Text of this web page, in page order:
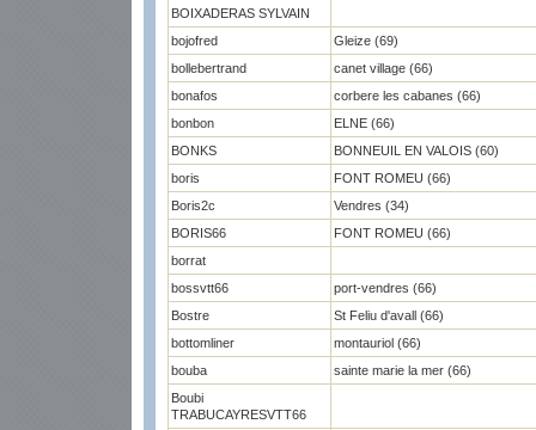
BOIXADERAS SYLVAIN
bojofred
Gleize (69)
bollebertrand
canet village (66)
bonafos
corbere les cabanes (66)
bonbon
ELNE (66)
BONKS
BONNEUIL EN VALOIS (60)
boris
FONT ROMEU (66)
Boris2c
Vendres (34)
BORIS66
FONT ROMEU (66)
borrat
bossvtt66
port-vendres (66)
Bostre
St Feliu d'avall (66)
bottomliner
montauriol (66)
bouba
sainte marie la mer (66)
Boubi
TRABUCAYRESVTT66